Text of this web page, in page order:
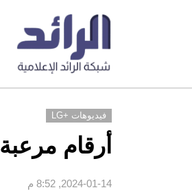
فيديوهات +LG
أرقام
2024-01-14, 8:52 م